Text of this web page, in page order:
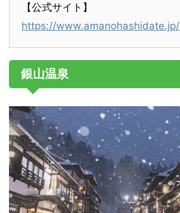
【公式サイト】
https://www.amanohashidate.jp/
銀山温泉